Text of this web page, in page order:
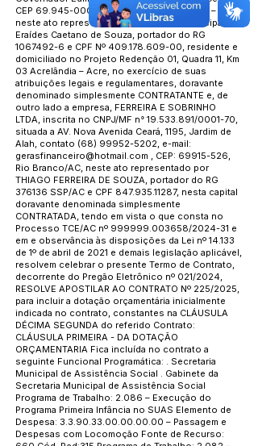
CEP 69.945-000
- Município de Acrelândia – AC,
neste ato representada pelo Prefeito Municipal Sr.
Eraídes Caetano de Souza, portador do RG
1067492-6 e CPF Nº 409.178.609-00, residente e
domiciliado no Projeto Redenção 01, Quadra 11, Km
03 Acrelândia – Acre, no exercício de suas
atribuições legais e regulamentares, doravante
denominado simplesmente CONTRATANTE e, de
outro lado a empresa, FERREIRA E SOBRINHO
LTDA, inscrita no CNPJ/MF n° 19.533.891/0001-70,
situada a AV. Nova Avenida Ceará, 1195, Jardim de
Alah, contato (68) 99952-5202, e-mail:
gerasfinanceiro@hotmail.com , CEP: 69915-526,
Rio Branco/AC, neste ato representado por
THIAGO FERREIRA DE SOUZA, portador do RG
376136 SSP/AC e CPF 847.935.11287, nesta capital
doravante denominada simplesmente
CONTRATADA, tendo em vista o que consta no
Processo TCE/AC nº 999999.003658/2024-31 e
em e observância às disposições da Lei nº 14.133
de 1º de abril de 2021 e demais legislação aplicável,
resolvem celebrar o presente Termo de Contrato,
decorrente do Pregão Eletrônico nº 021/2024,
RESOLVE APOSTILAR AO CONTRATO Nº 225/2025,
para incluir a dotação orçamentária inicialmente
indicada no contrato, constantes na CLÁUSULA
DÉCIMA SEGUNDA do referido Contrato:
CLÁUSULA PRIMEIRA - DA DOTAÇÃO
ORÇAMENTARIA Fica incluída no contrato a
seguinte Funcional Programática: . Secretaria
Municipal de Assistência Social . Gabinete da
Secretaria Municipal de Assistência Social
Programa de Trabalho: 2.086 – Execução do
Programa Primeira Infância no SUAS Elemento de
Despesa: 3.3.90.33.00.00.00.00 – Passagem e
Despesas com Locomoção Fonte de Recurso: